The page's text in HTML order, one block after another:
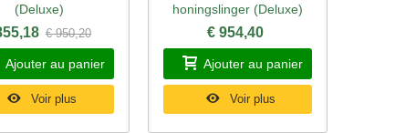
(Deluxe)
€ 950,20
Ajouter au panier
Voir plus
honingslinger (Deluxe)
€ 954,40
Ajouter au panier
Voir plus